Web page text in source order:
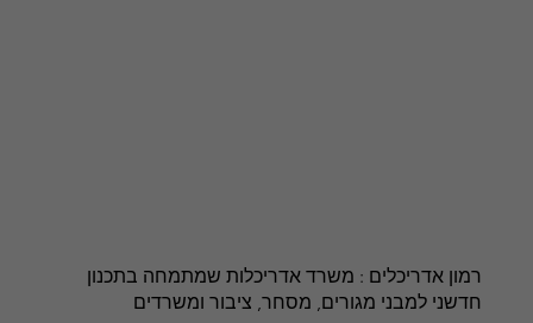
רמון אדריכלים : משרד אדריכלות שמתמחה בתכנון
חדשני למבני מגורים, מסחר, ציבור ומשרדים